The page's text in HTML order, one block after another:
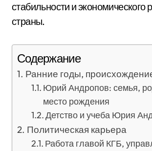
стабильности и экономического
страны.
Содержание
Ранние годы,
Юрий Андропов: семья,
место рождения
Детство и учеба Юрия
Политическая карьера
Работа главой КГБ,